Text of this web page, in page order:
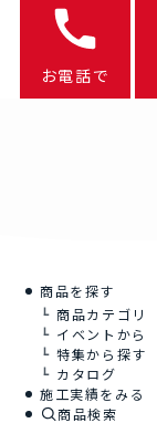
お電話で
商品を探す
商品カテゴリ
イベントから
特集から探す
カタログ
施工実績をみる
商品検索